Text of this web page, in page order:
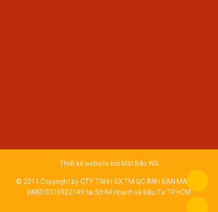
Thiết kế website bởi Mắt Bão WS
© 2011 Copyright by CTY TNHH SX TM QC ÁNH BAN MAI - Số
ĐKKD 0310922149 tại Sở Kế Hoạch và Đầu Tư TP.HCM